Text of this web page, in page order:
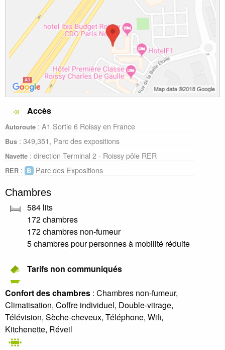
Accès
Autoroute : A1 Sortie 6 Roissy en France
Bus : 349,351, Parc des expositions
Navette : direction Terminal 2 - Roissy pôle RER
RER : Parc des Expositions
Chambres
584 lits
172 chambres
172 chambres non-fumeur
5 chambres pour personnes à mobilité réduite
Tarifs non communiqués
Confort des chambres : Chambres non-fumeur,
Climatisation, Coffre individuel, Double-vitrage,
Télévision, Sèche-cheveux, Téléphone, Wifi,
Kitchenette, Réveil